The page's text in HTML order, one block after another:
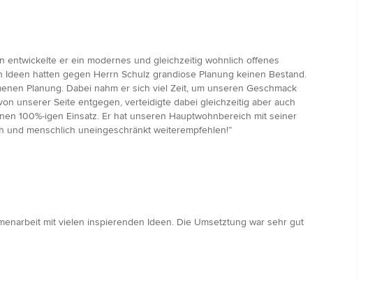
entwickelte er ein modernes und gleichzeitig wohnlich offenes
hatten gegen Herrn Schulz grandiose Planung keinen Bestand.
Planung. Dabei nahm er sich viel Zeit, um unseren Geschmack
unserer Seite entgegen, verteidigte dabei gleichzeitig aber auch
100%-igen Einsatz. Er hat unseren Hauptwohnbereich mit seiner
menschlich uneingeschränkt weiterempfehlen!”
mit vielen inspierenden Ideen. Die Umsetztung war sehr gut